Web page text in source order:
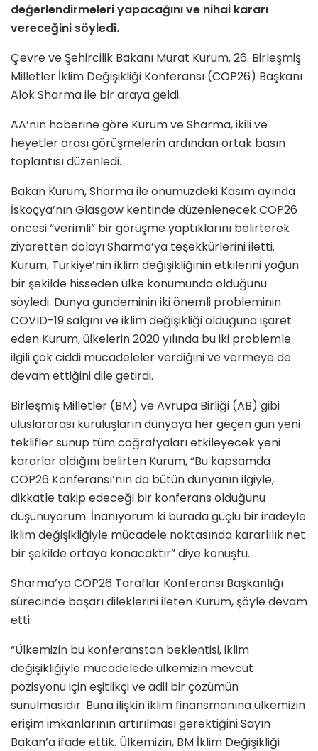
değerlendirmeleri yapacağını ve nihai kararı
vereceğini söyledi.
Çevre ve Şehircilik Bakanı Murat Kurum, 26. Birleşmiş
Milletler İklim Değişikliği Konferansı (COP26) Başkanı
Alok Sharma ile bir araya geldi.
AA’nın haberine göre Kurum ve Sharma, ikili ve
heyetler arası görüşmelerin ardından ortak basın
toplantısı düzenledi.
Bakan Kurum, Sharma ile önümüzdeki Kasım ayında
İskoçya’nın Glasgow kentinde düzenlenecek COP26
öncesi “verimli” bir görüşme yaptıklarını belirterek
ziyaretten dolayı Sharma’ya teşekkürlerini iletti.
Kurum, Türkiye’nin iklim değişikliğinin etkilerini yoğun
bir şekilde hisseden ülke konumunda olduğunu
söyledi. Dünya gündeminin iki önemli probleminin
COVID-19 salgını ve iklim değişikliği olduğuna işaret
eden Kurum, ülkelerin 2020 yılında bu iki problemle
ilgili çok ciddi mücadeleler verdiğini ve vermeye de
devam ettiğini dile getirdi.
Birleşmiş Milletler (BM) ve Avrupa Birliği (AB) gibi
uluslararası kuruluşların dünyaya her geçen gün yeni
teklifler sunup tüm coğrafyaları etkileyecek yeni
kararlar aldığını belirten Kurum, “Bu kapsamda
COP26 Konferansı’nın da bütün dünyanın ilgiyle,
dikkatle takip edeceği bir konferans olduğunu
düşünüyorum. İnanıyorum ki burada güçlü bir iradeyle
iklim değişikliğiyle mücadele noktasında kararlılık net
bir şekilde ortaya konacaktır” diye konuştu.
Sharma’ya COP26 Taraflar Konferansı Başkanlığı
sürecinde başarı dileklerini ileten Kurum, şöyle devam
etti:
“Ülkemizin bu konferanstan beklentisi, iklim
değişikliğiyle mücadelede ülkemizin mevcut
pozisyonu için eşitlikçi ve adil bir çözümün
sunulmasıdır. Buna ilişkin iklim finansmanına ülkemizin
erişim imkanlarının artırılması gerektiğini Sayın
Bakan’a ifade ettik. Ülkemizin, BM İklim Değişikliği